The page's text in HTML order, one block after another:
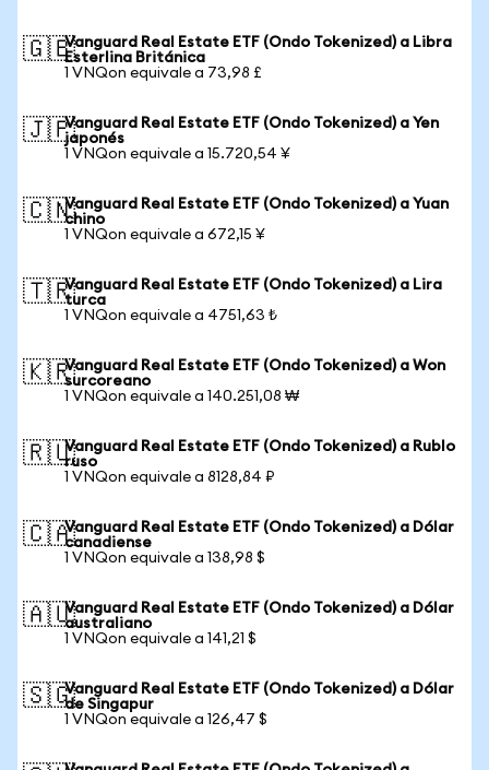
🇬🇧Vanguard Real Estate ETF (Ondo Tokenized) a Libra
Esterlina Británica
1 VNQon equivale a 73,98 £
🇯🇵Vanguard Real Estate ETF (Ondo Tokenized) a Yen
japonés
1 VNQon equivale a 15.720,54 ¥
🇨🇳Vanguard Real Estate ETF (Ondo Tokenized) a Yuan
chino
1 VNQon equivale a 672,15 ¥
🇹🇷Vanguard Real Estate ETF (Ondo Tokenized) a Lira
turca
1 VNQon equivale a 4751,63 ₺
🇰🇷Vanguard Real Estate ETF (Ondo Tokenized) a Won
surcoreano
1 VNQon equivale a 140.251,08 ₩
🇷🇺Vanguard Real Estate ETF (Ondo Tokenized) a Rublo
ruso
1 VNQon equivale a 8128,84 ₽
🇨🇦Vanguard Real Estate ETF (Ondo Tokenized) a Dólar
canadiense
1 VNQon equivale a 138,98 $
🇦🇺Vanguard Real Estate ETF (Ondo Tokenized) a Dólar
australiano
1 VNQon equivale a 141,21 $
🇸🇬Vanguard Real Estate ETF (Ondo Tokenized) a Dólar
de Singapur
1 VNQon equivale a 126,47 $